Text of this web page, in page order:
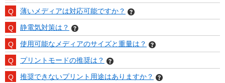
薄いメディアは対応可能ですか？
静電気対策は？
使用可能なメディアのサイズと重量は？
プリントモードの推奨は？
推奨できないプリント用途はありますか？